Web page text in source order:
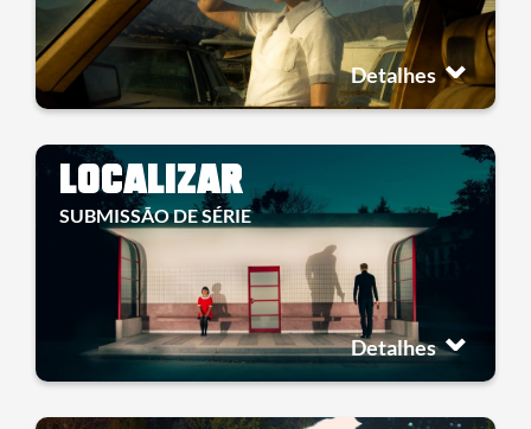
Detalhes
LOCALIZAR
SUBMISSÃO DE SÉRIE
Detalhes